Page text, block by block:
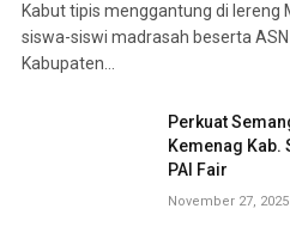
Kabut tipis menggantung di lereng
siswa-siswi madrasah beserta
Kabupaten…
Perkuat
Kemenag Kab.
PAI Fair
November 27, 2025